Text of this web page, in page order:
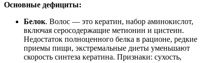
Основные дефициты:
Белок. Волос — это кератин, набор аминокислот,
включая серосодержащие метионин и цистеин.
Недостаток полноценного белка в рационе, редкие
приемы пищи, экстремальные диеты уменьшают
скорость синтеза кератина. Признаки: сухость,